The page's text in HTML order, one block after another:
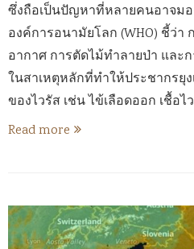
ซึ่งถือเป็นปัญหาที่หลายคนอาจม
องค์การอนามัยโลก (WHO) ชี้ว่
อากาศ การตัดไม้ทำลายป่า และ
ในสาเหตุหลักที่ทำให้ประชากรยุ
ของไวรัส เช่น ไข้เลือดออก เชื้อไ
Read more